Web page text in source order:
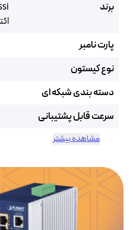
برند
پارت نامبر
نوع کیستون
دسته بندی شبکه ای
سرعت قابل پشتیبانی
مشاهده بیشتر